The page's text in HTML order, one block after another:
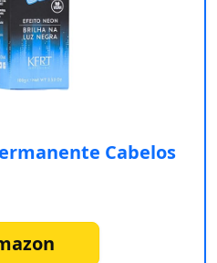
Cabelos